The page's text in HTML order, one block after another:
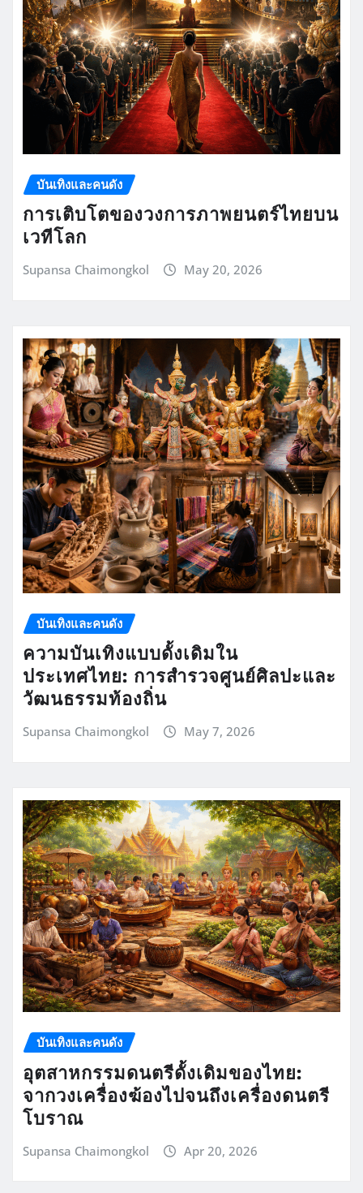
บันเทิงและคนดัง
การเติบโตของวงการภาพยนตร์ไทยบน
เวทีโลก
Supansa Chaimongkol May 20, 2026
บันเทิงและคนดัง
ความบันเทิงแบบดั้งเดิมใน
ประเทศไทย: การสำรวจศูนย์ศิลปะและ
วัฒนธรรมท้องถิ่น
Supansa Chaimongkol May 7, 2026
บันเทิงและคนดัง
อุตสาหกรรมดนตรีดั้งเดิมของไทย:
จากวงเครื่องฆ้องไปจนถึงเครื่องดนตรี
โบราณ
Supansa Chaimongkol Apr 20, 2026